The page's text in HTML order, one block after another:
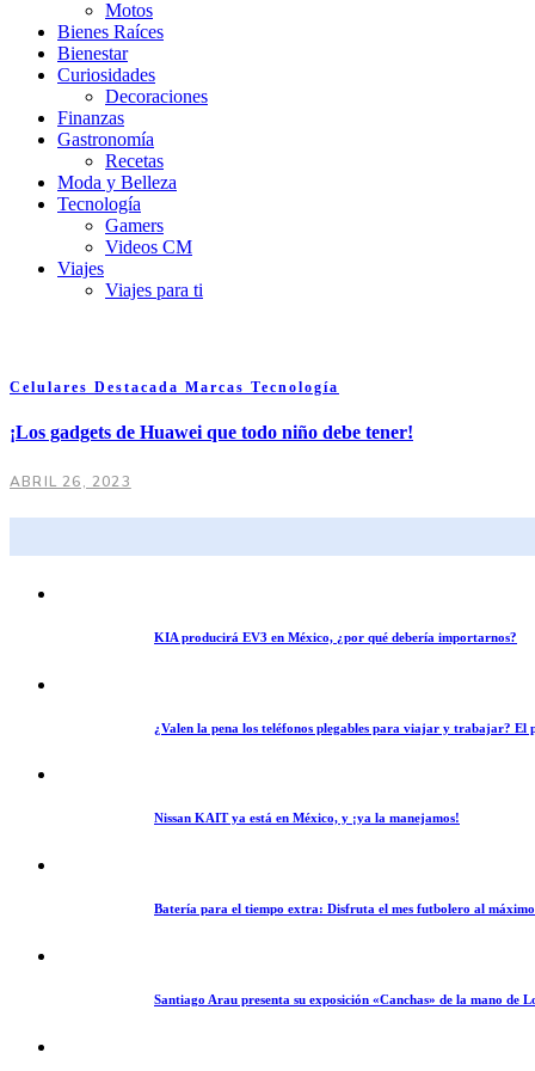
Motos
Bienes Raíces
Bienestar
Curiosidades
Decoraciones
Finanzas
Gastronomía
Recetas
Moda y Belleza
Tecnología
Gamers
Videos CM
Viajes
Viajes para ti
Celulares Destacada Marcas Tecnología
¡Los gadgets de Huawei que todo niño debe tener!
ABRIL 26, 2023
KIA producirá EV3 en México, ¿por qué debería importarnos?
¿Valen la pena los teléfonos plegables para viajar y trabajar? El
Nissan KAIT ya está en México, y ¡ya la manejamos!
Batería para el tiempo extra: Disfruta el mes futbolero al
Santiago Arau presenta su exposición «Canchas» de la mano de